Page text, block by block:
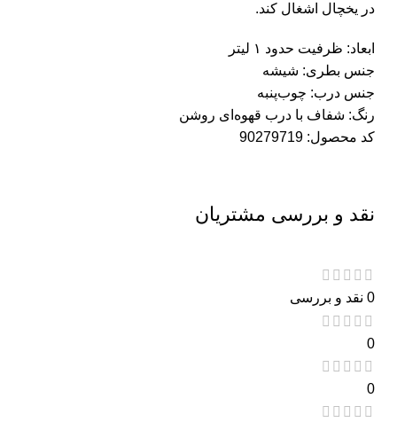
در یخچال اشغال کند.
ابعاد: ظرفیت حدود ۱ لیتر
جنس بطری: شیشه
جنس درب: چوب‌پنبه
رنگ: شفاف با درب قهوه‌ای روشن
کد محصول: 90279719
نقد و بررسی مشتریان
0 نقد و بررسی
0
0